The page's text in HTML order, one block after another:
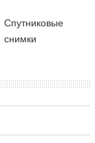
Cпутниковые
снимки